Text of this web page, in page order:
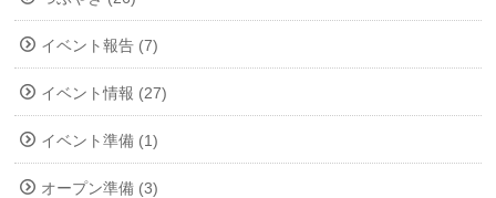
イベント報告 (7)
イベント情報 (27)
イベント準備 (1)
オープン準備 (3)